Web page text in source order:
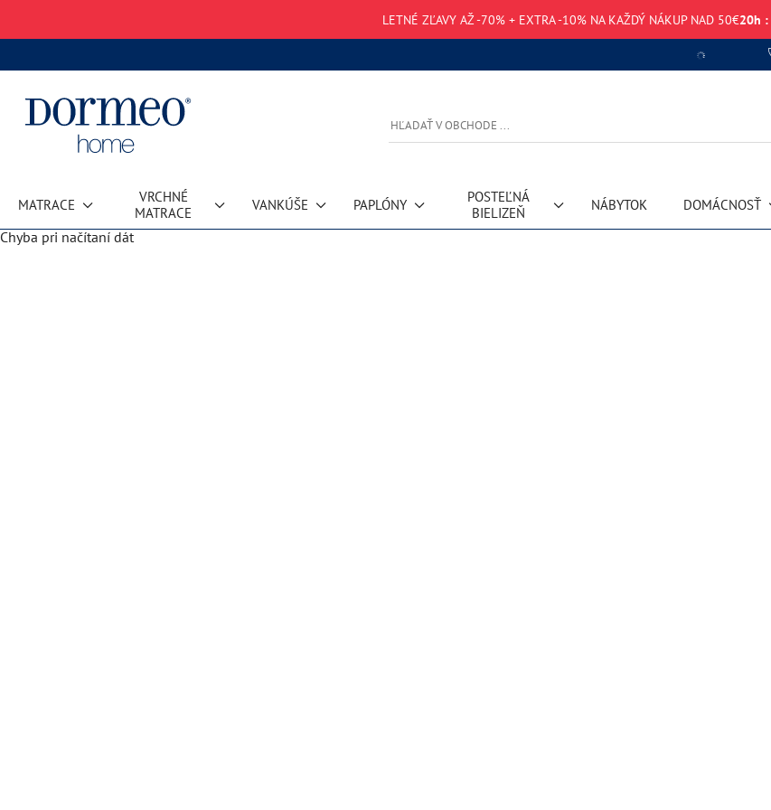
LETNÉ ZĽAVY AŽ -70% + EXTRA -10% NA KAŽDÝ NÁKUP NAD 50€20h :
MATRACE
VRCHNÉ
MATRACE
VANKÚŠE PAPLÓNY
POSTEĽNÁ
BIELIZEŇ
NÁBYTOK DOMÁCNOSŤ
Chyba pri načítaní dát